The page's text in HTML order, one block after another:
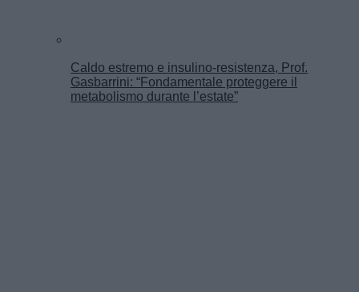
Caldo estremo e insulino-resistenza, Prof.
Gasbarrini: “Fondamentale proteggere il
metabolismo durante l’estate”